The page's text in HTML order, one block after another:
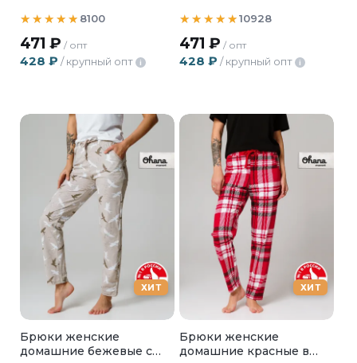
8100
471 ₽ / опт
428 ₽ / крупный опт i
10928
471 ₽ / опт
428 ₽ / крупный опт i
ХИТ
Брюки женские
домашние бежевые с
ХИТ
Брюки женские
домашние красные в